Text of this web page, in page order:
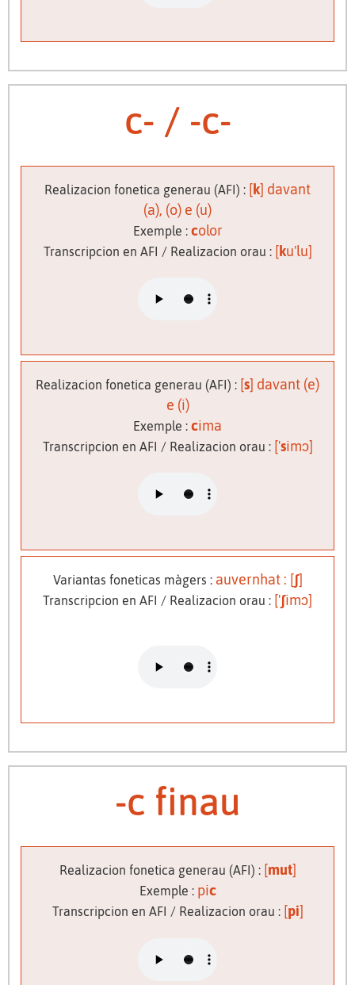
c- / -c-
Realizacion fonetica generau (AFI) : [k] davant
(a), (o) e (u)
Exemple : color
Transcripcion en AFI / Realizacion orau : [ku'lu]
Realizacion fonetica generau (AFI) : [s] davant (e)
e (i)
Exemple : cima
Transcripcion en AFI / Realizacion orau : ['simɔ]
Variantas foneticas màgers : auvernhat : [ʃ]
Transcripcion en AFI / Realizacion orau : ['ʃimɔ]
-c finau
Realizacion fonetica generau (AFI) : [mut]
Exemple : pic
Transcripcion en AFI / Realizacion orau : [pi]